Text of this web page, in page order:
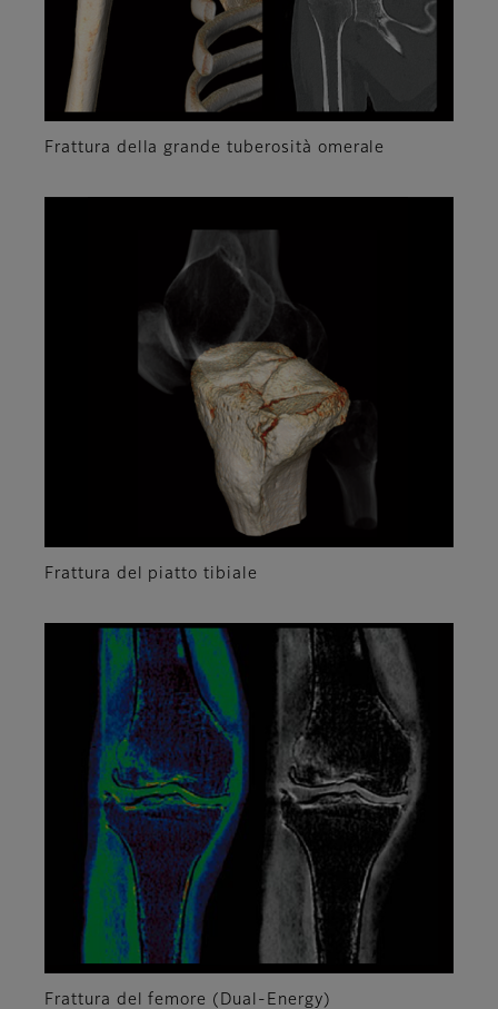
Frattura della grande tuberosità omerale
Frattura del piatto tibiale
Frattura del femore (Dual-Energy)